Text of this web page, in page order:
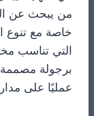
من يبحث عن
خاصة مع تنوع
التي تناسب
برجولة مصممة
عمليًا على